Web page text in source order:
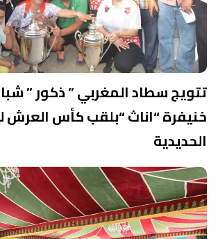
تتويج سطاد المغربي ” ذكور ”
خنيفرة “اناث “بلقب كأس العرش
الحديدية